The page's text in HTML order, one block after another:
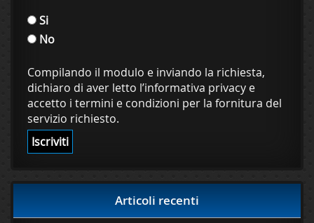
Si
No
Compilando il modulo e inviando la richiesta,
dichiaro di aver letto l’informativa privacy e
accetto i termini e condizioni per la fornitura del
servizio richiesto.
Articoli recenti